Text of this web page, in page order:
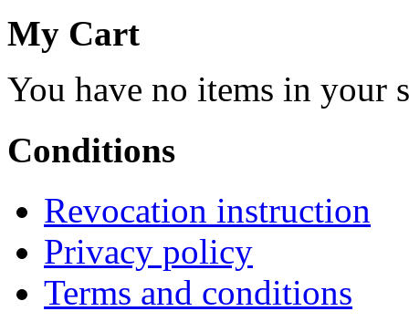
My Cart
You have no items in your
Conditions
Revocation instruction
Privacy policy
Terms and conditions